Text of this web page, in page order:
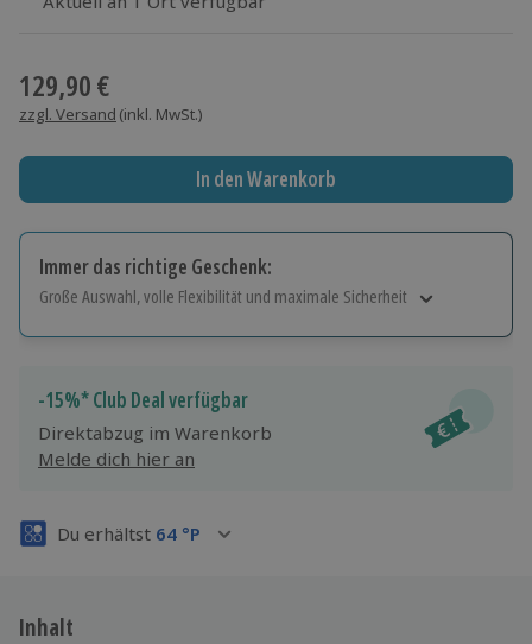
129,90 €
zzgl. Versand (inkl. MwSt.)
In den Warenkorb
Immer das richtige Geschenk:
Große Auswahl, volle Flexibilität und maximale Sicherheit
Jeder Gutschein für alle Erlebnisse einlösbar.
Maximale Sicherheit
3 Jahre gültig & verlängerbar.
-15%* Club Deal verfügbar
Direktabzug im Warenkorb
Melde dich hier an
Du erhältst 64 °P
Inhalt